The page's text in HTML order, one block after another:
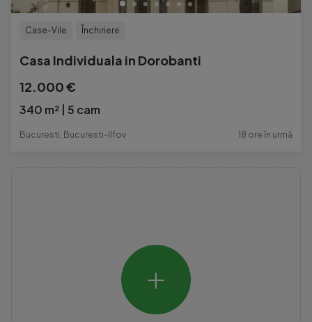
Case-Vile Închiriere
Casa Individuala in Dorobanti
12.000 €
340 m² 5 cam
Bucuresti, Bucuresti-Ilfov 18 ore în urmă
+